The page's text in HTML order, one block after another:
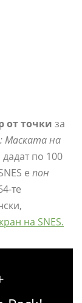
от точки за
Маската на
по 100
е пон
те
на SNES.